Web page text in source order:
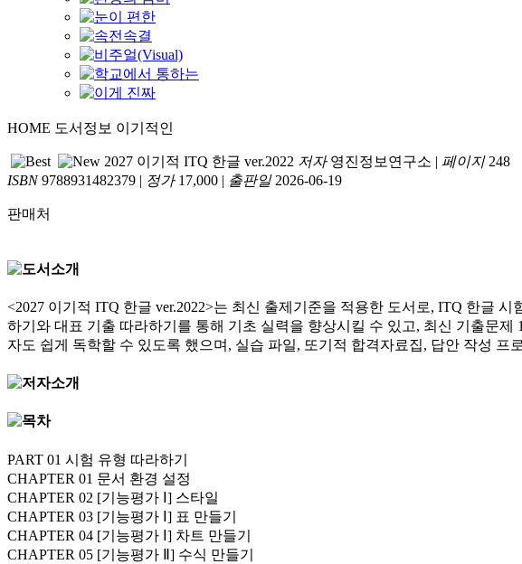
HOME 도서정보 이기적인
2027 이기적 ITQ 한글 ver.2022 저자영진정보연구소 | 페이지248
ISBN9788931482379 | 정가17,000 | 출판일2026-06-19
판매처
<2027 이기적 ITQ 한글 ver.2022>는 최신 출제기준을 적용한 도서로, ITQ 한글
하기와 대표 기출 따라하기를 통해 기초 실력을 향상시킬 수 있고, 최신 기출문
자도 쉽게 독학할 수 있도록 했으며, 실습 파일, 또기적 합격자료집, 답안 작성
PART 01 시험 유형 따라하기
CHAPTER 01 문서 환경 설정
CHAPTER 02 [기능평가 Ⅰ] 스타일
CHAPTER 03 [기능평가 Ⅰ] 표 만들기
CHAPTER 04 [기능평가 Ⅰ] 차트 만들기
CHAPTER 05 [기능평가 Ⅱ] 수식 만들기